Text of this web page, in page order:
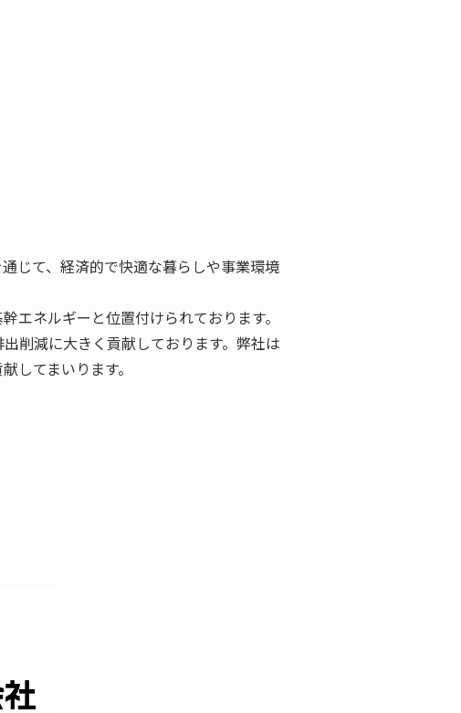
じて、経済的で快適な暮らしや事業環境
エネルギーと位置付けられております。
削減に大きく貢献しております。弊社は
してまいります。